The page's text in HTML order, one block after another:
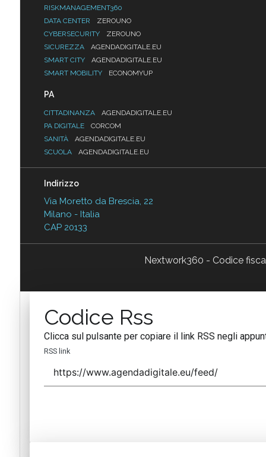
RISKMANAGEMENT360
DATA CENTER
ZEROUNO
CYBERSECURITY
ZEROUNO
SICUREZZA
AGENDADIGITALE.EU
SMART CITY
AGENDADIGITALE.EU
SMART MOBILITY
ECONOMYUP
PA
CITTADINANZA
AGENDADIGITALE.EU
PA DIGITALE
CORCOM
SANITÀ
AGENDADIGITALE.EU
SCUOLA
AGENDADIGITALE.EU
Indirizzo
Via Moretto da Brescia, 22
Milano - Italia
CAP 20133
Nextwork360 - Codice
Codice Rss
Clicca sul pulsante per copiare il link RSS negli
RSS link